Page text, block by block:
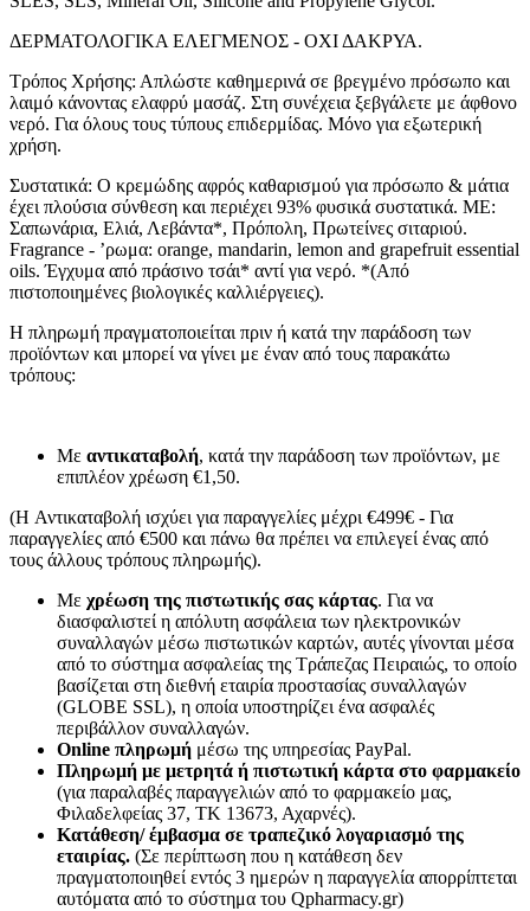
ΔΕΡΜΑΤΟΛΟΓΙΚΑ ΕΛΕΓΜΕΝΟΣ - ΟΧΙ ΔΑΚΡΥΑ.
Τρόπος Χρήσης: Απλώστε καθημερινά σε βρεγμένο πρόσωπο και
λαιμό κάνοντας ελαφρύ μασάζ. Στη συνέχεια ξεβγάλετε με άφθονο
νερό. Για όλους τους τύπους επιδερμίδας. Μόνο για εξωτερική
χρήση.
Συστατικά: Ο κρεμώδης αφρός καθαρισμού για πρόσωπο & μάτια
έχει πλούσια σύνθεση και περιέχει 93% φυσικά συστατικά. ΜΕ:
Σαπωνάρια, Ελιά, Λεβάντα*, Πρόπολη, Πρωτείνες σιταριού.
Fragrance - ’ρωμα: orange, mandarin, lemon and grapefruit essential
oils. Έγχυμα από πράσινο τσάι* αντί για νερό. *(Από
πιστοποιημένες βιολογικές καλλιέργειες).
Η πληρωμή πραγματοποιείται πριν ή κατά την παράδοση των
προϊόντων και μπορεί να γίνει με έναν από τους παρακάτω
τρόπους:
Με αντικαταβολή, κατά την παράδοση των προϊόντων, με
επιπλέον χρέωση €1,50.
(H Αντικαταβολή ισχύει για παραγγελίες μέχρι €499€ - Για
παραγγελίες από €500 και πάνω θα πρέπει να επιλεγεί ένας από
τους άλλους τρόπους πληρωμής).
Με χρέωση της πιστωτικής σας κάρτας. Για να
διασφαλιστεί η απόλυτη ασφάλεια των ηλεκτρονικών
συναλλαγών μέσω πιστωτικών καρτών, αυτές γίνονται μέσα
από το σύστημα ασφαλείας της Τράπεζας Πειραιώς, το οποίο
βασίζεται στη διεθνή εταιρία προστασίας συναλλαγών
(GLOBE SSL), η οποία υποστηρίζει ένα ασφαλές
περιβάλλον συναλλαγών.
Online πληρωμή μέσω της υπηρεσίας PayPal.
Πληρωμή με μετρητά ή πιστωτική κάρτα στο φαρμακείο
(για παραλαβές παραγγελιών από το φαρμακείο μας,
Φιλαδελφείας 37, ΤΚ 13673, Αχαρνές).
Κατάθεση/ έμβασμα σε τραπεζικό λογαριασμό της
εταιρίας. (Σε περίπτωση που η κατάθεση δεν
πραγματοποιηθεί εντός 3 ημερών η παραγγελία απορρίπτεται
αυτόματα από το σύστημα του Qpharmacy.gr)